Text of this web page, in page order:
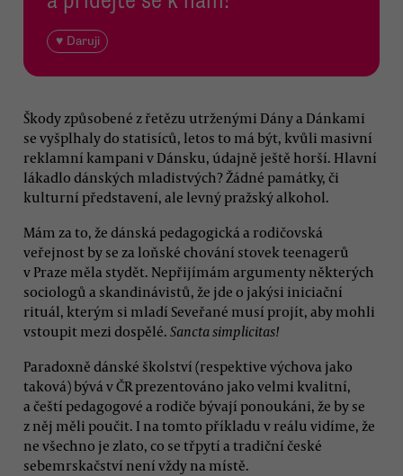
♥ Daruji
Škody způsobené z řetězu utrženými Dány a Dánkami
se vyšplhaly do statisíců, letos to má být, kvůli masivní
reklamní kampani v Dánsku, údajně ještě horší. Hlavní
lákadlo dánských mladistvých? Žádné památky, či
kulturní představení, ale levný pražský alkohol.
Mám za to, že dánská pedagogická a rodičovská
veřejnost by se za loňské chování stovek teenagerů
v Praze měla stydět. Nepřijímám argumenty některých
sociologů a skandinávistů, že jde o jakýsi iniciační
rituál, kterým si mladí Seveřané musí projít, aby mohli
vstoupit mezi dospělé. Sancta simplicitas!
Paradoxně dánské školství (respektive výchova jako
taková) bývá v ČR prezentováno jako velmi kvalitní,
a čeští pedagogové a rodiče bývají ponoukáni, že by se
z něj měli poučit. I na tomto příkladu v reálu vidíme, že
ne všechno je zlato, co se třpytí a tradiční české
sebemrskačství není vždy na místě.